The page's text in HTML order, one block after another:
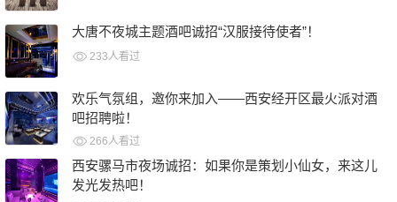
大唐不夜城主题酒吧诚招“汉服接待使者”！
233人看过
09月11日
欢乐气氛组，邀你来加入——西安经开区最火派对酒
吧招聘啦！
266人看过
09月11日
西安骡马市夜场诚招：如果你是策划小仙女，来这儿
发光发热吧！